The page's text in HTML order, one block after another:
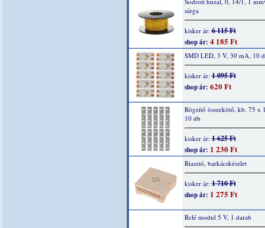
sárga
kisker ár:6 115 Ft
shop ár: 4 185 Ft
SMD LED, 3 V, 30 mA, 10
kisker ár:1 095 Ft
shop ár: 620 Ft
Rögzítő összekötő, kb. 75 x
10 db
kisker ár:1 625 Ft
shop ár: 1 230 Ft
Riasztó, barkácskészlet
kisker ár:1 710 Ft
shop ár: 1 275 Ft
Relé modul 5 V, 1 darab